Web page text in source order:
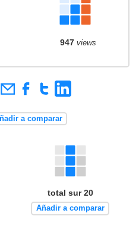
947views
a comparar
total sur 20
Añadir a comparar